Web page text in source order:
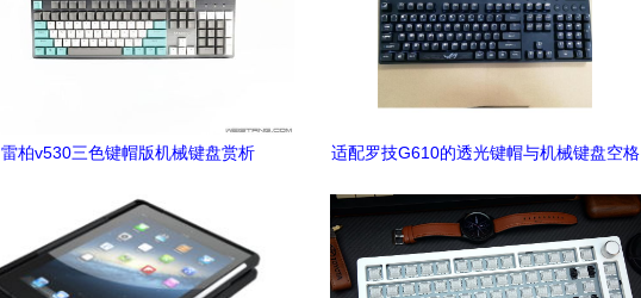
雷柏v530三色键帽版机械键盘赏析
适配罗技G610的透光键帽与机械键盘空格